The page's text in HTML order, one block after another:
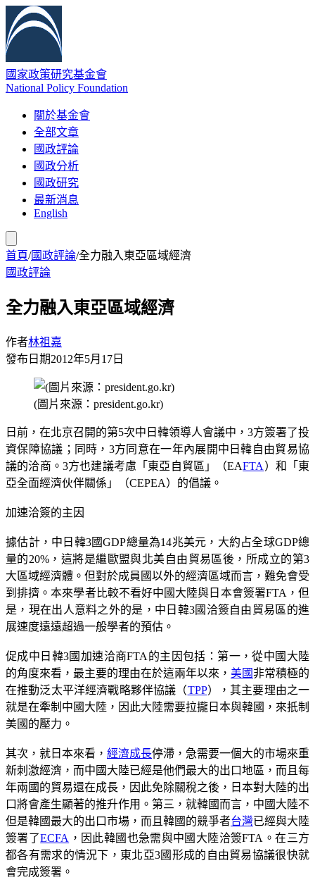
國家政策研究基金會
National Policy Foundation
關於基金會
全部文章
國政評論
國政分析
國政研究
最新消息
English
首頁/國政評論/全力融入東亞區域經濟
國政評論
全力融入東亞區域經濟
作者林祖嘉
發布日期2012年5月17日
(圖片來源：president.go.kr)
日前，在北京召開的第5次中日韓領導人會議中，3方簽署了投
資保障協議；同時，3方同意在一年內展開中日韓自由貿易協
議的洽商。3方也建議考慮「東亞自貿區」（EAFTA ）和「東
亞全面經濟伙伴關係」（CEPEA）的倡議。
加速洽簽的主因
據估計，中日韓3國GDP總量為14兆美元，大約占全球GDP總
量的20%，這將是繼歐盟與北美自由貿易區後，所成立的第3
大區域經濟體。但對於成員國以外的經濟區域而言，難免會受
到排擠。本來學者比較不看好中國大陸與日本會簽署FTA，但
是，現在出人意料之外的是，中日韓3國洽簽自由貿易區的進
展速度遠遠超過一般學者的預估。
促成中日韓3國加速洽商FTA的主因包括：第一，從中國大陸
的角度來看，最主要的理由在於這兩年以來， 美國 非常積極的
在推動泛太平洋經濟戰略夥伴協議（TPP），其主要理由之一
就是在牽制中國大陸，因此大陸需要拉攏日本與韓國，來扺制
美國的壓力。
其次，就日本來看， 經濟成長停滯，急需要一個大的市場來重
新刺激經濟，而中國大陸已經是他們最大的出口地區，而且每
年兩國的貿易還在成長，因此免除關稅之後，日本對大陸的出
口將會產生顯著的推升作用。第三，就韓國而言，中國大陸不
但是韓國最大的出口市場，而且韓國的競爭者台灣已經與大陸
簽署了ECFA ，因此韓國也急需與中國大陸洽簽FTA。在三方
都各有需求的情況下，東北亞3國形成的自由貿易協議很快就
會完成簽署。